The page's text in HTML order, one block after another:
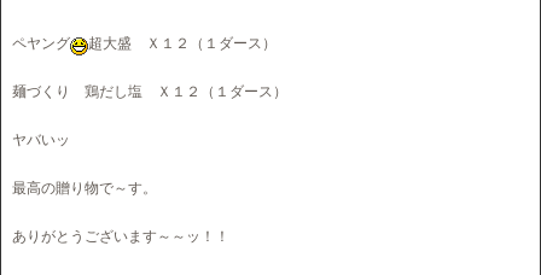
ペヤング 超大盛 Ｘ１２（１ダース）
麺づくり 鶏だし塩 Ｘ１２（１ダース）
ヤバいッ
最高の贈り物で～す。
ありがとうございます～～ッ！！